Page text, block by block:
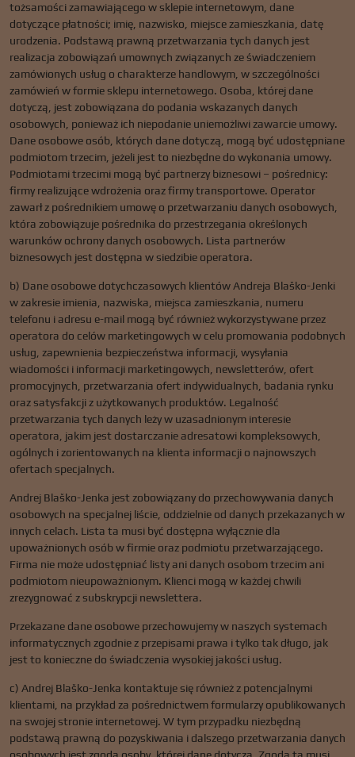
tożsamości zamawiającego w sklepie internetowym, dane
dotyczące płatności; imię, nazwisko, miejsce zamieszkania, datę
urodzenia. Podstawą prawną przetwarzania tych danych jest
realizacja zobowiązań umownych związanych ze świadczeniem
zamówionych usług o charakterze handlowym, w szczególności
zamówień w formie sklepu internetowego. Osoba, której dane
dotyczą, jest zobowiązana do podania wskazanych danych
osobowych, ponieważ ich niepodanie uniemożliwi zawarcie umowy.
Dane osobowe osób, których dane dotyczą, mogą być udostępniane
podmiotom trzecim, jeżeli jest to niezbędne do wykonania umowy.
Podmiotami trzecimi mogą być partnerzy biznesowi – pośrednicy:
firmy realizujące wdrożenia oraz firmy transportowe. Operator
zawarł z pośrednikiem umowę o przetwarzaniu danych osobowych,
która zobowiązuje pośrednika do przestrzegania określonych
warunków ochrony danych osobowych. Lista partnerów
biznesowych jest dostępna w siedzibie operatora.
b) Dane osobowe dotychczasowych klientów Andreja Blaško-Jenki
w zakresie imienia, nazwiska, miejsca zamieszkania, numeru
telefonu i adresu e-mail mogą być również wykorzystywane przez
operatora do celów marketingowych w celu promowania podobnych
usług, zapewnienia bezpieczeństwa informacji, wysyłania
wiadomości i informacji marketingowych, newsletterów, ofert
promocyjnych, przetwarzania ofert indywidualnych, badania rynku
oraz satysfakcji z użytkowanych produktów. Legalność
przetwarzania tych danych leży w uzasadnionym interesie
operatora, jakim jest dostarczanie adresatowi kompleksowych,
ogólnych i zorientowanych na klienta informacji o najnowszych
ofertach specjalnych.
Andrej Blaško-Jenka jest zobowiązany do przechowywania danych
osobowych na specjalnej liście, oddzielnie od danych przekazanych w
innych celach. Lista ta musi być dostępna wyłącznie dla
upoważnionych osób w firmie oraz podmiotu przetwarzającego.
Firma nie może udostępniać listy ani danych osobom trzecim ani
podmiotom nieupoważnionym. Klienci mogą w każdej chwili
zrezygnować z subskrypcji newslettera.
Przekazane dane osobowe przechowujemy w naszych systemach
informatycznych zgodnie z przepisami prawa i tylko tak długo, jak
jest to konieczne do świadczenia wysokiej jakości usług.
c) Andrej Blaško-Jenka kontaktuje się również z potencjalnymi
klientami, na przykład za pośrednictwem formularzy opublikowanych
na swojej stronie internetowej. W tym przypadku niezbędną
podstawą prawną do pozyskiwania i dalszego przetwarzania danych